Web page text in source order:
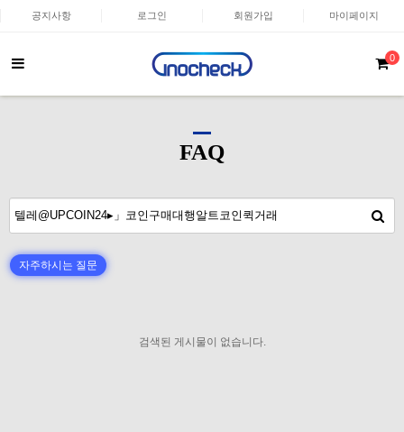
공지사항 로그인 회원가입 마이페이지
0
FAQ
자주하시는 질문
검색된 게시물이 없습니다.